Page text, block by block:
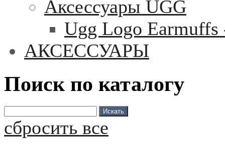
Аксессуары UGG
Ugg Logo
АКСЕССУАРЫ
Поиск по каталогу
сбросить все